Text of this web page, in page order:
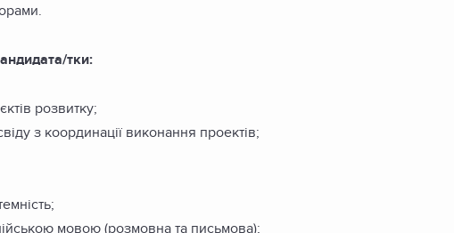
тки:
розвитку;
з координації виконання проектів;
мовою (розмовна та письмова);